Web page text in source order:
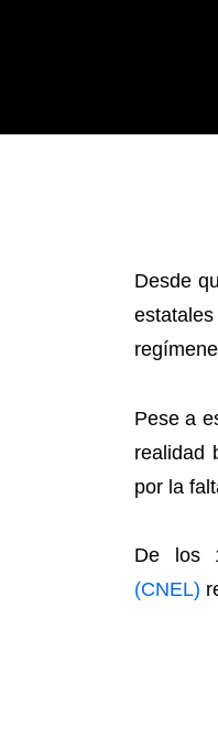
Desde
Pese a
realidad
por la
De los
(CNEL)